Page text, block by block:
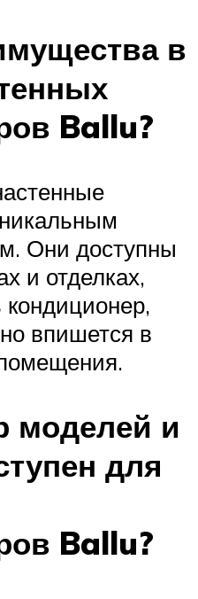
в
Ballu?
Они доступны
и отделках,
впишется в
моделей и
для
Ballu?